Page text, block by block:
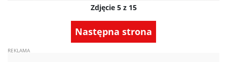
Zdjęcie 5 z 15
Następna strona